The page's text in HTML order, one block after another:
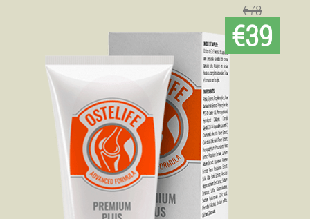
€78
€39